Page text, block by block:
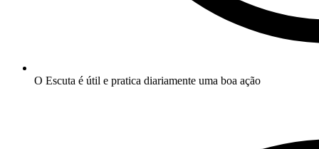
O Escuta é útil e pratica diariamente uma boa ação